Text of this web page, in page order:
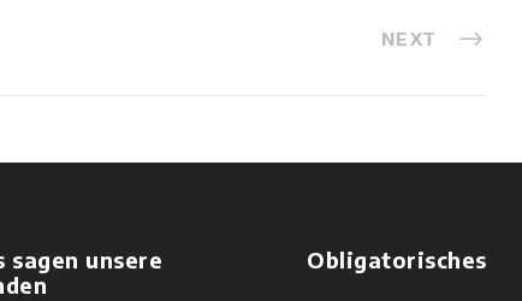
NEXT
sagen unsere
Obligatorisches